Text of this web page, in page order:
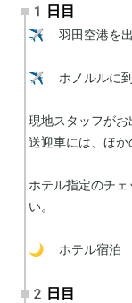
1日目
✈️ 羽田空港
✈️ ホノルル
現地スタッフがお
送迎車には、ほ
ホテル指定のチ
い。
🌙 ホテル宿泊
2日目